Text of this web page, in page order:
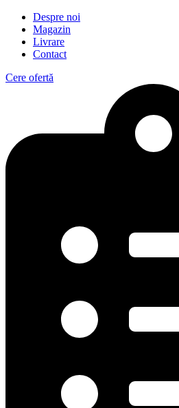
Despre noi
Magazin
Livrare
Contact
Cere ofertă